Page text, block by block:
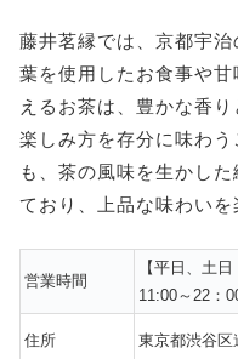
藤井茗縁では、京都宇
葉を使用したお食事や
えるお茶は、豊かな香
楽しみ方を存分に味わ
も、茶の風味を生かし
ており、上品な味わいを
営業時間
【平日、土日
11:00～22：
住所 東京都渋谷区